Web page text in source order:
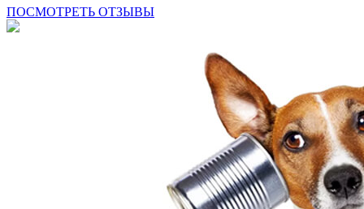
ПОСМОТРЕТЬ ОТЗЫВЫ